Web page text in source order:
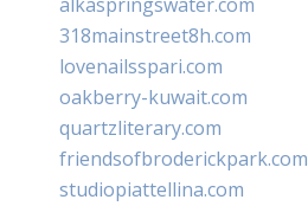
318mainstreet8h.com
lovenailsspari.com
oakberry-kuwait.com
quartzliterary.com
friendsofbroderickpark.com
studiopiattellina.com